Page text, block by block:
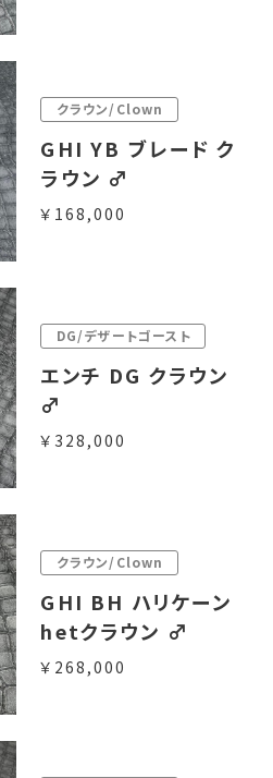
クラウン/Clown
GHI YB ブレード ク
ラウン ♂
￥168,000
DG/デザートゴースト
エンチ DG クラウン
♂
￥328,000
クラウン/Clown
GHI BH ハリケーン
hetクラウン ♂
￥268,000